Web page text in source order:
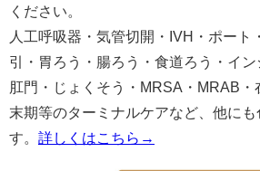
ください。
人工呼吸器・気管切開・IVH・ポート
引・胃ろう・腸ろう・食道ろう・イ
肛門・じょくそう・MRSA・MRAB・
末期等のターミナルケアなど、他にも
す。 詳しくはこちら→